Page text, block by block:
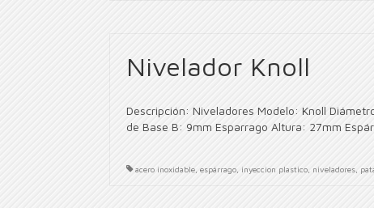
Nivelador Knoll
Descripción: Niveladores Modelo: Knoll
de Base B: 9mm Esparrago Altura: 27mm
acero inoxidable espárrago inyeccion plastico niveladores